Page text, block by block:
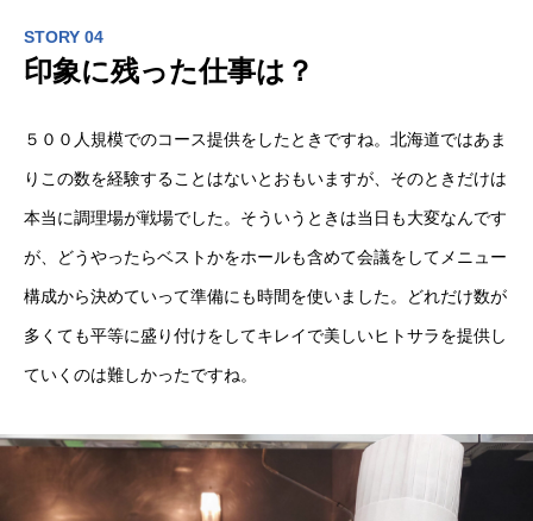
STORY 04
印象に残った仕事は？
５００人規模でのコース提供をしたときですね。北海道ではあま
りこの数を経験することはないとおもいますが、そのときだけは
本当に調理場が戦場でした。そういうときは当日も大変なんです
が、どうやったらベストかをホールも含めて会議をしてメニュー
構成から決めていって準備にも時間を使いました。どれだけ数が
多くても平等に盛り付けをしてキレイで美しいヒトサラを提供し
ていくのは難しかったですね。